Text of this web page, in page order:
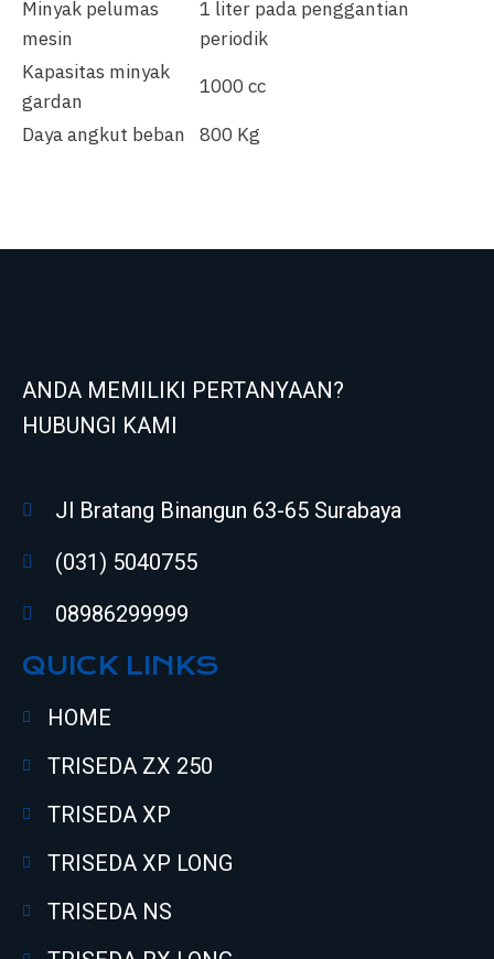
Minyak pelumas
mesin
1 liter pada penggantian
periodik
Kapasitas minyak
gardan
1000 cc
Daya angkut beban
800 Kg
ANDA MEMILIKI PERTANYAAN?
HUBUNGI KAMI
Jl Bratang Binangun 63-65 Surabaya
(031) 5040755
08986299999
QUICK LINKS
HOME
TRISEDA ZX 250
TRISEDA XP
TRISEDA XP LONG
TRISEDA NS